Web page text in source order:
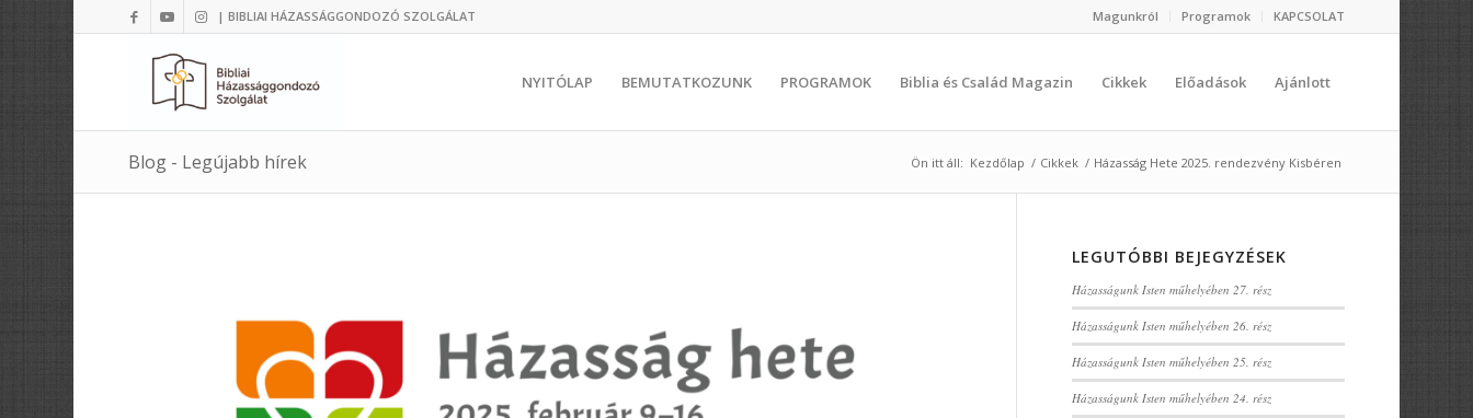
Magunkról Programok KAPCSOLAT
| BIBLIAI HÁZASSÁGGONDOZÓ SZOLGÁLAT
NYITÓLAP BEMUTATKOZUNK PROGRAMOK Biblia és Család Magazin Cikkek Előadások Ajánlott
Blog - Legújabb hírek Ön itt áll: Kezdőlap / Cikkek / Házasság Hete 2025. rendezvény Kisbéren
LEGUTÓBBI BEJEGYZÉSEK
Házasságunk Isten műhelyében 27. rész
Házasságunk Isten műhelyében 26. rész
Házasságunk Isten műhelyében 25. rész
Házasságunk Isten műhelyében 24. rész